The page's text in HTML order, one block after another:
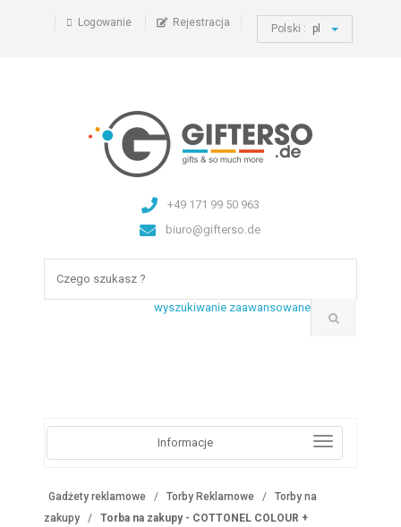
Logowanie Rejestracja Polski : pl
+49 171 99 50 963
biuro@gifterso.de
wyszukiwanie zaawansowane
Informacje
Gadżety reklamowe Torby Reklamowe
Torby na
zakupy
Torba na zakupy - COTTONEL COLOUR +